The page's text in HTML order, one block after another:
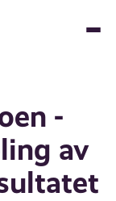
-
av